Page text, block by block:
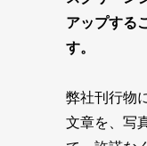
アップする
す。
弊社刊行物
文章を、写